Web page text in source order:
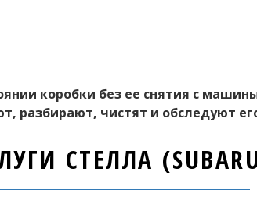
коробки без ее снятия с
разбирают, чистят и обследуют
СТЕЛЛА (SUBARU